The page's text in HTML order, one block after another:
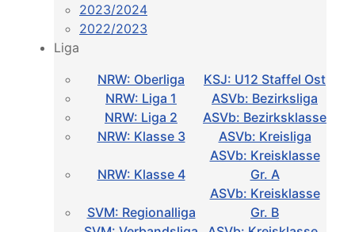
2023/2024
2022/2023
Liga
NRW: Oberliga
KSJ: U12 Staffel Ost
NRW: Liga 1
ASVb: Bezirksliga
NRW: Liga 2
ASVb: Bezirksklasse
NRW: Klasse 3
ASVb: Kreisliga
NRW: Klasse 4
ASVb: Kreisklasse
Gr. A
SVM: Regionalliga
ASVb: Kreisklasse
Gr. B